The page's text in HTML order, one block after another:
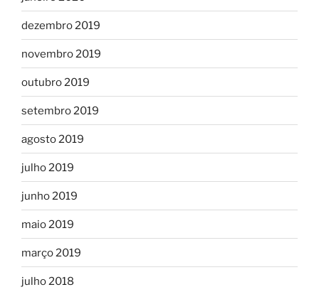
dezembro 2019
novembro 2019
outubro 2019
setembro 2019
agosto 2019
julho 2019
junho 2019
maio 2019
março 2019
julho 2018